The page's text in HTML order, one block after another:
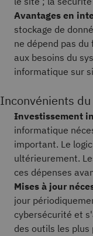
Avantages en
stockage de
ne dépend pas
aux besoins du
informatique sur
Inconvénients
Investissement
informatique
important. Le
ultérieurement.
ces dépenses
Mises à jour
jour
cybersécurité et
des outils les